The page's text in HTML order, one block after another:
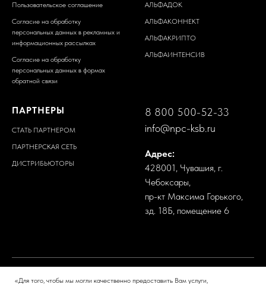
«Для того, чтобы мы могли качественно предоставить Вам услуги,
Пользовательское соглашение
Согласие на обработку
персональных данных в рекламных и
информационных рассылках
Согласие на обработку
персональных данных в формах
обратной связи
АЛЬФАДОК
АЛЬФАКОННЕКТ
АЛЬФАКРИПТО
АЛЬФАИНТЕНСИВ
ПАРТНЕРЫ
СТАТЬ ПАРТНЕРОМ
ПАРТНЕРСКАЯ СЕТЬ
ДИСТРИБЬЮТОРЫ
8 800 500-52-33
info@npc-ksb.ru
Адрес:
428001, Чувашия, г.
Чебоксары,
пр-кт Максима Горького,
зд. 18Б, помещение 6